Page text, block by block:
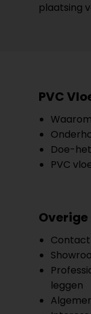
plaatsing
PVC
Doe-
PVC
Overige
Contact
leggen